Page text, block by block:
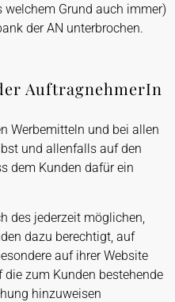
Grund auch immer)
der AN unterbrochen.
AuftragnehmerIn
Werbemitteln und bei allen
und allenfalls auf den
dem Kunden dafür ein
des jederzeit möglichen,
dazu berechtigt, auf
auf ihrer Website
zum Kunden bestehende
hinzuweisen